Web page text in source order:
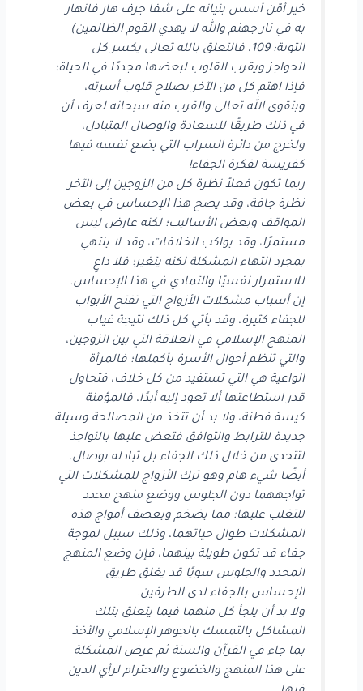
خير أّمّن أسس بنيانه على شفا جرف هار فانهار
به في نار جهنم والله لا يهدي القوم الظالمين)
التوبة: 109، فالتعلق بالله تعالى يكسر كل
الحواجز ويقرب القلوب لبعضها مجددًا في الحياة؛
فإذا اهتم كل من الآخر بصلاح قلوب أسرته،
وبتقوى الله تعالى والقرب منه سبحانه لعرف أن
في ذلك طريقًا للسعادة والوصال المتبادل،
ولخرج من دائرة السراب التي يضع نفسه فيها
كفريسة لفكرة الجفاء!
ربما تكون فعلاً نظرة كل من الزوجين إلى الآخر
نظرة جافة، وقد يصح هذا الإحساس في بعض
المواقف وبعض الأساليب؛ لكنه عارض ليس
مستمرًا، وقد يواكب الخلافات، وقد لا ينتهي
بمجرد انتهاء المشكلة لكنه يتغير؛ فلا داعٍ
للاستمرار نفسيًا والتمادي في هذا الإحساس.
إن أسباب مشكلات الأزواج التي تفتح الأبواب
للجفاء كثيرة، وقد يأتي كل ذلك نتيجة غياب
المنهج الإسلامي في العلاقة التي بين الزوجين،
والتي تنظم أحوال الأسرة بأكملها؛ فالمرأة
الواعية هي التي تستفيد من كل خلاف، فتحاول
قدر استطاعتها ألا تعود إليه أبدًا، فالمؤمنة
كيسة فطنة، ولا بد أن تتخذ من المصالحة وسيلة
جديدة للترابط والتوافق فتعض عليها بالنواجذ
لتتحدى من خلال ذلك الجفاء بل تبادله بوصال.
أيضًا شيء هام وهو ترك الأزواج للمشكلات التي
تواجههما دون الجلوس ووضع منهج محدد
للتغلب عليها؛ مما يضخم ويعصف أمواج هذه
المشكلات طوال حياتهما، وذلك سبيل لموجة
جفاء قد تكون طويلة بينهما، فإن وضع المنهج
المحدد والجلوس سويًا قد يغلق طريق
الإحساس بالجفاء لدى الطرفين.
ولا بد أن يلجأ كل منهما فيما يتعلق بتلك
المشاكل بالتمسك بالجوهر الإسلامي والأخذ
بما جاء في القرآن والسنة ثم عرض المشكلة
على هذا المنهج والخضوع والاحترام لرأي الدين